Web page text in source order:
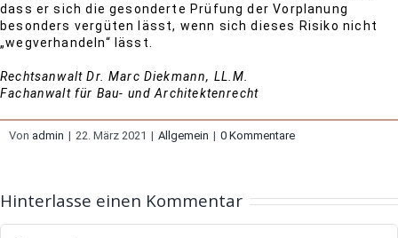
dass er sich die gesonderte Prüfung der Vorplanung
besonders vergüten lässt, wenn sich dieses Risiko nicht
„wegverhandeln“ lässt.
Rechtsanwalt Dr. Marc Diekmann, LL.M.
Fachanwalt für Bau- und Architektenrecht
Von admin | 22. März 2021 | Allgemein | 0 Kommentare
Hinterlasse einen Kommentar